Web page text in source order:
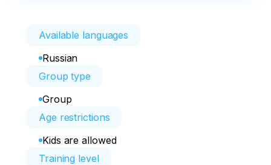
Available languages
Russian
Group type
Group
Age restrictions
Kids are allowed
Training level